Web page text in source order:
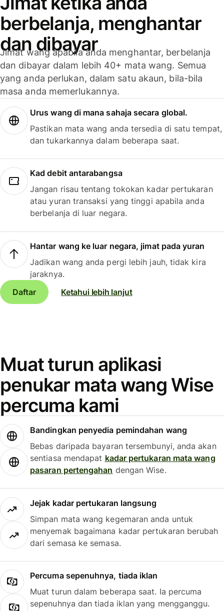
berbelanja, menghantar
dan dibayar
Jimat wang apabila anda menghantar, berbelanja
dan dibayar dalam lebih 40+ mata wang. Semua
yang anda perlukan, dalam satu akaun, bila-bila
masa anda memerlukannya.
Urus wang di mana sahaja secara global.
Pastikan mata wang anda tersedia di satu tempat,
dan tukarkannya dalam beberapa saat.
Kad debit antarabangsa
Jangan risau tentang tokokan kadar pertukaran
atau yuran transaksi yang tinggi apabila anda
berbelanja di luar negara.
Hantar wang ke luar negara, jimat pada yuran
Jadikan wang anda pergi lebih jauh, tidak kira
jaraknya.
Daftar
Ketahui lebih lanjut
Muat turun aplikasi
penukar mata wang Wise
percuma kami
Bandingkan penyedia pemindahan wang
Bebas daripada bayaran tersembunyi, anda akan
sentiasa mendapat kadar pertukaran mata wang
pasaran pertengahan dengan Wise.
Jejak kadar pertukaran langsung
Simpan mata wang kegemaran anda untuk
menyemak bagaimana kadar pertukaran berubah
dari semasa ke semasa.
Percuma sepenuhnya, tiada iklan
Muat turun dalam beberapa saat. Ia percuma
sepenuhnya dan tiada iklan yang mengganggu.